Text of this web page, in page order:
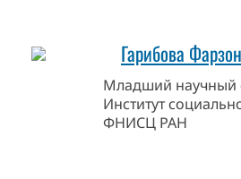
Гарибова
Младший научный
Институт
ФНИСЦ РАН